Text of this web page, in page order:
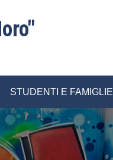
STUDENTI E FAMIGLIE